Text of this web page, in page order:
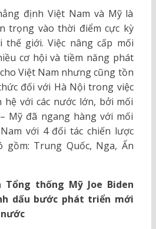
định Việt Nam và Mỹ là
trọng vào thời điểm cực kỳ
giới. Việc nâng cấp mối
cơ hội và tiềm năng phát
Việt Nam nhưng cũng tồn
đối với Hà Nội trong việc
hệ với các nước lớn, bởi mối
Mỹ đã ngang hàng với mối
với 4 đối tác chiến lược
Trung Quốc, Nga, Ấn
Tổng thống Mỹ Joe Biden
dấu bước phát triển mới